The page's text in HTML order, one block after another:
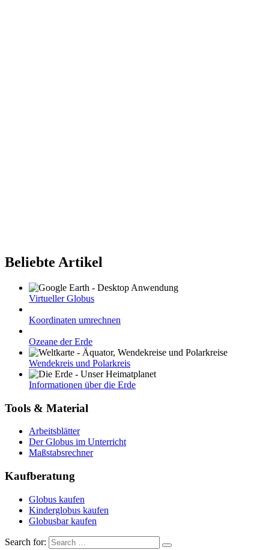
Beliebte Artikel
Virtueller Globus
Koordinaten umrechnen
Ozeane der Erde
Wendekreis und Polarkreis
Informationen über die Erde
Tools & Material
Arbeitsblätter
Der Globus im Unterricht
Maßstabsrechner
Kaufberatung
Globus kaufen
Kinderglobus kaufen
Globusbar kaufen
Search for: